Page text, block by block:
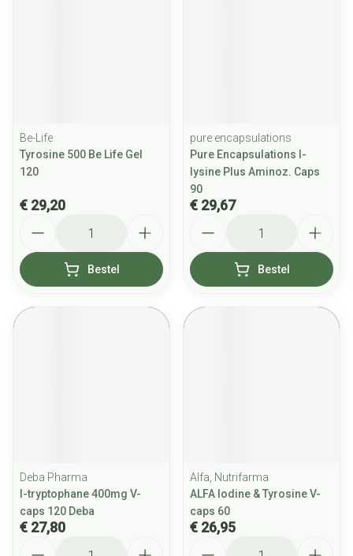
Be-Life
Tyrosine 500 Be Life Gel
120
€ 29,20
Bestel
pure encapsulations
Pure Encapsulations l-
lysine Plus Aminoz. Caps
90
€ 29,67
Bestel
Deba Pharma
l-tryptophane 400mg V-
caps 120 Deba
€ 27,80
Alfa, Nutrifarma
ALFA Iodine & Tyrosine V-
caps 60
€ 26,95